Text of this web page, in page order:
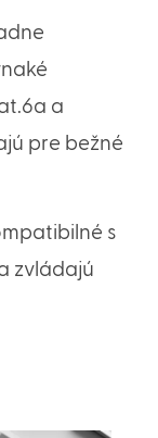
a
pre bežné
s
zvládajú